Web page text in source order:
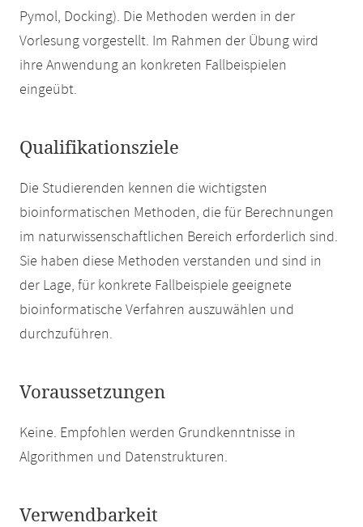
Pymol, Docking). Die Methoden werden in der
Vorlesung vorgestellt. Im Rahmen der Übung wird
ihre Anwendung an konkreten Fallbeispielen
eingeübt.
Qualifikationsziele
Die Studierenden kennen die wichtigsten
bioinformatischen Methoden, die für Berechnungen
im naturwissenschaftlichen Bereich erforderlich sind.
Sie haben diese Methoden verstanden und sind in
der Lage, für konkrete Fallbeispiele geeignete
bioinformatische Verfahren auszuwählen und
durchzuführen.
Voraussetzungen
Keine. Empfohlen werden Grundkenntnisse in
Algorithmen und Datenstrukturen.
Verwendbarkeit